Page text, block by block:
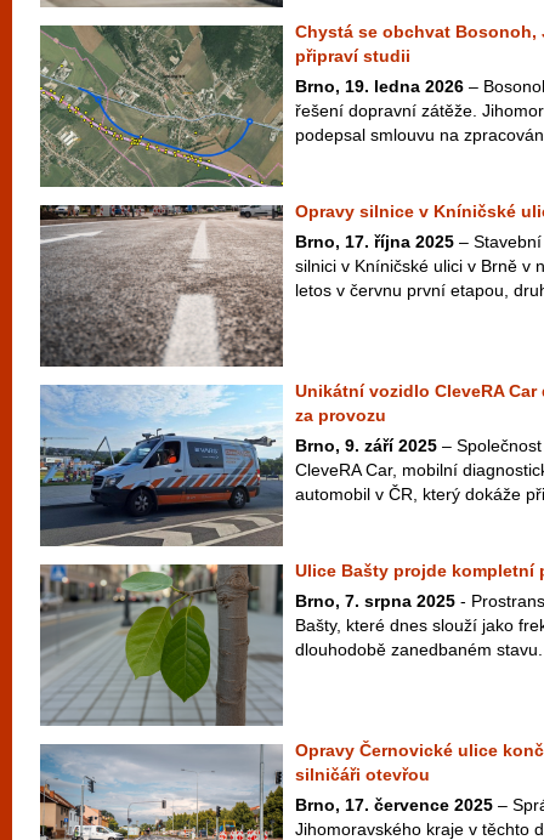
Chystá se obchvat Bosonoh,
připraví studii
Brno, 19. ledna 2026 –
řešení dopravní zátěže.
podepsal smlouvu na
Opravy silnice v Kníničské
Brno, 17. října 2025 –
silnici v Kníničské ulici v Brně v
letos v červnu první etapou,
Unikátní vozidlo CleveRA
za provozu
Brno, 9. září 2025 –
CleveRA Car, mobilní
automobil v ČR, který dokáže
Ulice Bašty projde kompletní
Brno, 7. srpna 2025 -
Bašty, které dnes slouží jako
dlouhodobě zanedbaném
Opravy Černovické ulice
silničáři otevřou
Brno, 17. července 2025 –
Jihomoravského kraje v těchto